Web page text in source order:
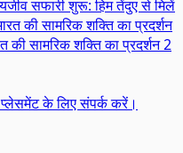
सफारी शुरू: हिम तेंदुए से मिलें
की सामरिक शक्ति का प्रदर्शन2
प्लेसमेंट के लिए संपर्क करें।